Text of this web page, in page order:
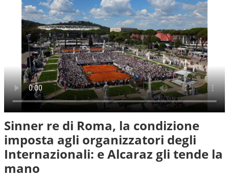
Sinner re di Roma, la condizione
imposta agli organizzatori degli
Internazionali: e Alcaraz gli tende la
mano